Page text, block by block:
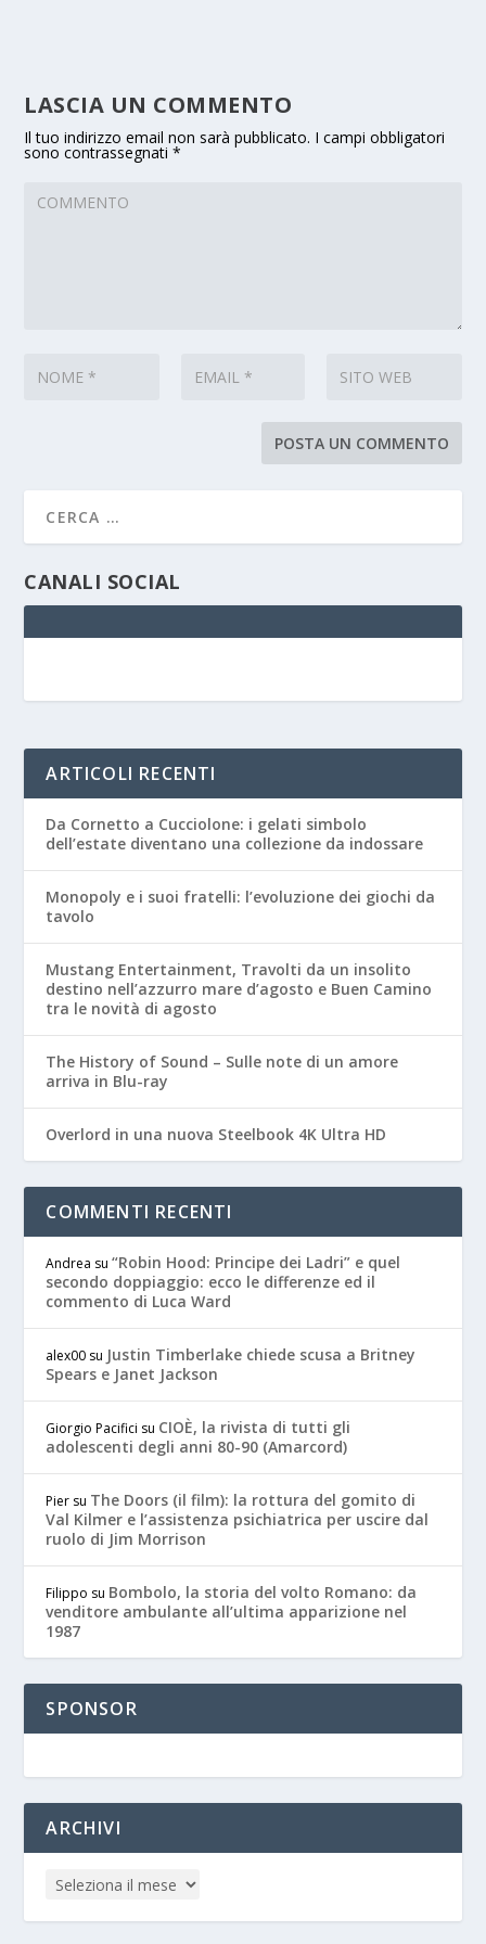
LASCIA UN COMMENTO
Il tuo indirizzo email non sarà pubblicato. I campi obbligatori
sono contrassegnati*
CANALI SOCIAL
ARTICOLI RECENTI
Da Cornetto a Cucciolone: i gelati simbolo
dell’estate diventano una collezione da indossare
Monopoly e i suoi fratelli: l’evoluzione dei giochi da
tavolo
Mustang Entertainment, Travolti da un insolito
destino nell’azzurro mare d’agosto e Buen Camino
tra le novità di agosto
The History of Sound – Sulle note di un amore
arriva in Blu-ray
Overlord in una nuova Steelbook 4K Ultra HD
COMMENTI RECENTI
Andrea su“Robin Hood: Principe dei Ladri” e quel
secondo doppiaggio: ecco le differenze ed il
commento di Luca Ward
alex00 su Justin Timberlake chiede scusa a Britney
Spears e Janet Jackson
Giorgio Pacifici su CIOÈ, la rivista di tutti gli
adolescenti degli anni 80-90 (Amarcord)
Pier su The Doors (il film): la rottura del gomito di
Val Kilmer e l’assistenza psichiatrica per uscire dal
ruolo di Jim Morrison
Filippo su Bombolo, la storia del volto Romano: da
venditore ambulante all’ultima apparizione nel
1987
SPONSOR
ARCHIVI